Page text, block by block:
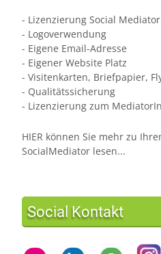
- Lizenzierung Social Mediator
- Logoverwendung
- Eigene Email-Adresse
- Eigener Website Platz
- Visitenkarten, Briefpapier,
- Qualitätssicherung
- Lizenzierung zum
HIER können Sie mehr zu
SocialMediator lesen...
Social Kontakt